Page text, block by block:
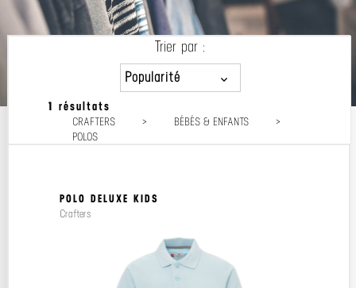
1 résultats
CRAFTERS > BÉBÉS & ENFANTS
>
POLOS
Trier par :
Popularité
Prix décroissant
POLO DELUXE KIDS
Crafters